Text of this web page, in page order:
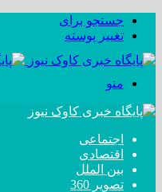
جستجو برای
تغییر پوسته
منو
اجتماعی
اقتصادی
بین الملل
تصویر 360